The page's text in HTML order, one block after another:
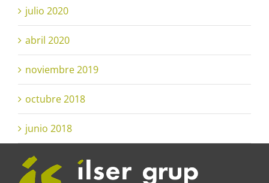
julio 2020
abril 2020
noviembre 2019
octubre 2018
junio 2018